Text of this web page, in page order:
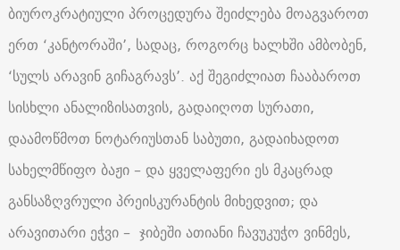
ბიუროკრატიული პროცედურა შეიძლება მოაგვაროთ
ერთ ‘კანტორაში’, სადაც, როგორც ხალხში ამბობენ,
‘სულს არავინ გიჩაგრავს’. აქ შეგიძლიათ ჩააბაროთ
სისხლი ანალიზისათვის, გადაიღოთ სურათი,
დაამოწმოთ ნოტარიუსთან საბუთი, გადაიხადოთ
სახელმწიფო ბაჟი – და ყველაფერი ეს მკაცრად
განსაზღვრული პრეისკურანტის მიხედვით; და
არავითარი ეჭვი – ჯიბეში ათიანი ჩავუკუჭო ვინმეს,